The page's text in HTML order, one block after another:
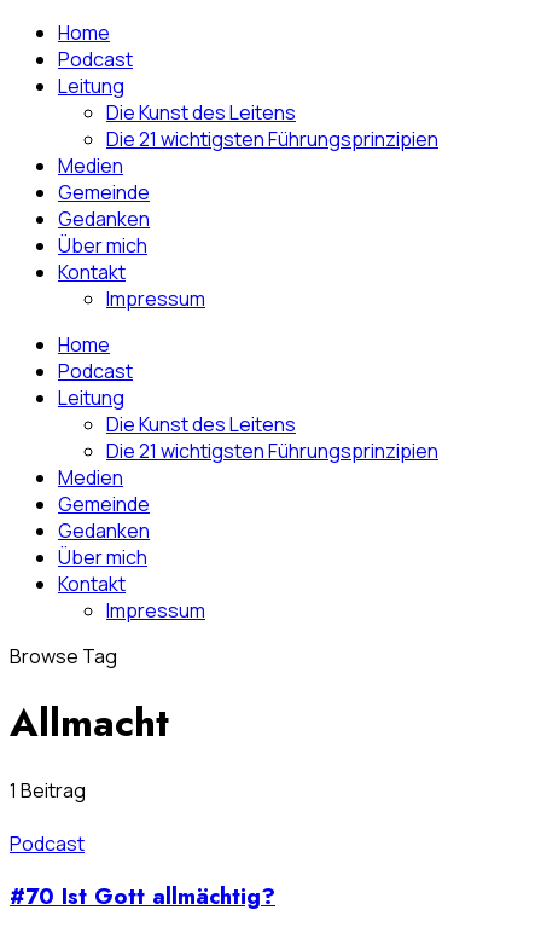
Home
Podcast
Leitung
Die Kunst des Leitens
Die 21 wichtigsten Führungsprinzipien
Medien
Gemeinde
Gedanken
Über mich
Kontakt
Impressum
Home
Podcast
Leitung
Die Kunst des Leitens
Die 21 wichtigsten Führungsprinzipien
Medien
Gemeinde
Gedanken
Über mich
Kontakt
Impressum
Browse Tag
Allmacht
1 Beitrag
Podcast
#70 Ist Gott allmächtig?